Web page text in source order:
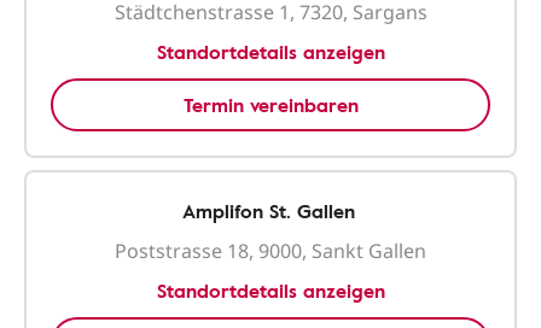
Städtchenstrasse 1, 7320, Sargans
Standortdetails anzeigen
Termin vereinbaren
Amplifon St. Gallen
Poststrasse 18, 9000, Sankt Gallen
Standortdetails anzeigen